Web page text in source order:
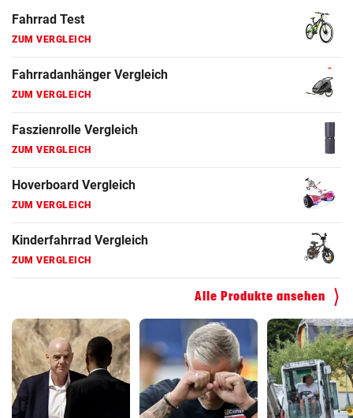
Fahrrad Test
ZUM VERGLEICH
Fahrradanhänger Vergleich
ZUM VERGLEICH
Faszienrolle Vergleich
ZUM VERGLEICH
Hoverboard Vergleich
ZUM VERGLEICH
Kinderfahrrad Vergleich
ZUM VERGLEICH
Alle Produkte ansehen